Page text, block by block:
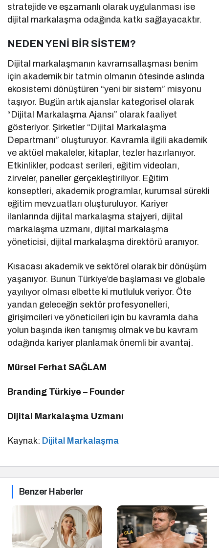
stratejide ve eşzamanlı olarak uygulanması ise
dijital markalaşma odağında katkı sağlayacaktır.
NEDEN YENİ BİR SİSTEM?
Dijital markalaşmanın kavramsallaşması benim
için akademik bir tatmin olmanın ötesinde aslında
ekosistemi dönüştüren “yeni bir sistem” misyonu
taşıyor. Bugün artık ajanslar kategorisel olarak
“Dijital Markalaşma Ajansı” olarak faaliyet
gösteriyor. Şirketler “Dijital Markalaşma
Departmanı” oluşturuyor. Kavramla ilgili akademik
ve aktüel makaleler, kitaplar, tezler hazırlanıyor.
Etkinlikler, podcast serileri, eğitim videoları,
zirveler, paneller gerçekleştiriliyor. Eğitim
konseptleri, akademik programlar, kurumsal sürekli
eğitim mevzuatları oluşturuluyor. Kariyer
ilanlarında dijital markalaşma stajyeri, dijital
markalaşma uzmanı, dijital markalaşma
yöneticisi, dijital markalaşma direktörü aranıyor.
Kısacası akademik ve sektörel olarak bir dönüşüm
yaşanıyor. Bunun Türkiye’de başlaması ve globale
yayılıyor olması elbette ki mutluluk veriyor. Öte
yandan geleceğin sektör profesyonelleri,
girişimcileri ve yöneticileri için bu kavramla daha
yolun başında iken tanışmış olmak ve bu kavram
odağında kariyer planlamak önemli bir avantaj.
Mürsel Ferhat SAĞLAM
Branding Türkiye – Founder
Dijital Markalaşma Uzmanı
Kaynak: Dijital Markalaşma
Benzer Haberler